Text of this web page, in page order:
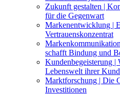
Zukunft gestalten |
für die Gegenwart
Markenentwicklung |
Vertrauenskonzentrat
schafft Bindung und
Kundenbegeisterung
Lebenswelt ihrer
Marktforschung | Die
Investitionen